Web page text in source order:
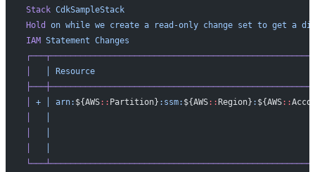
Stack CdkSampleStack
Hold
on while we create a read-only change set to get a
IAM Statement Changes
Resource
+ │ arn: ${AWS:: Partition} :ssm: ${AWS::Region} : ${AWS::